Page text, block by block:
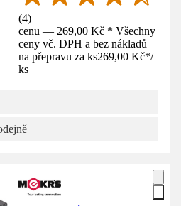
(4)
cenu — 269,00 Kč * Všechny
ceny vč. DPH a bez nákladů
na přepravu za ks269,00 Kč*/
ks